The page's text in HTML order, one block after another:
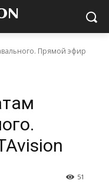
Прямой эфир
51